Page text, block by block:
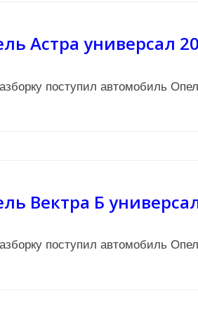
Астра универсал
поступил автомобиль
Вектра Б
поступил автомобиль